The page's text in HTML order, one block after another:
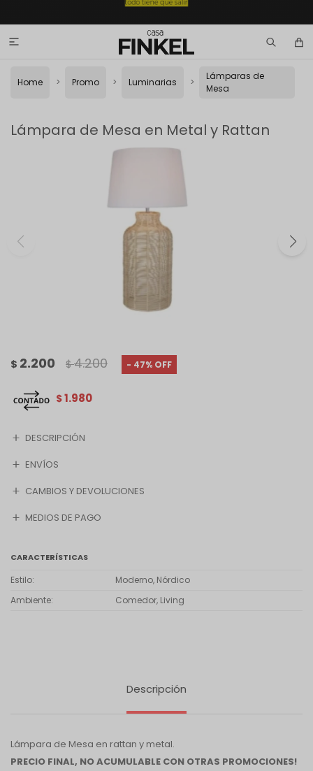

Home Promo Luminarias
Lámparas de
Mesa
Lámpara de Mesa en Metal y Rattan
$ 2.200 $ 4.200 47
$1.980
DESCRIPCIÓN
ENVÍOS
CAMBIOS Y DEVOLUCIONES
MEDIOS DE PAGO
CARACTERÍSTICAS
Estilo
Moderno, Nórdico
Ambiente
Comedor, Living
Descripción
Lámpara de Mesa en rattan y metal.
PRECIO FINAL, NO ACUMULABLE CON OTRAS PROMOCIONES!